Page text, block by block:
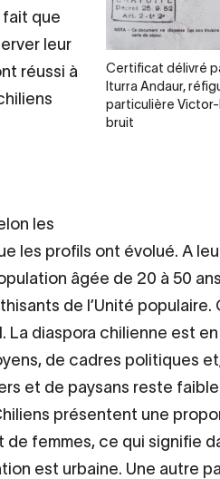
Legende
Certificat délivré
Iturra Andaur,
particulière Victor-
bruit
fait que
leur
réussi à
les
les profils ont évolué. A
âgée de 20 à 50
de l’Unité
La diaspora chilienne est
de cadres politiques
et de paysans reste
présentent une
de femmes, ce qui signifie
est urbaine. Une autre